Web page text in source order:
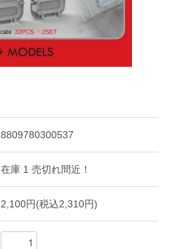
8809780300537
在庫 1 売切れ間近！
2,100円(税込2,310円)